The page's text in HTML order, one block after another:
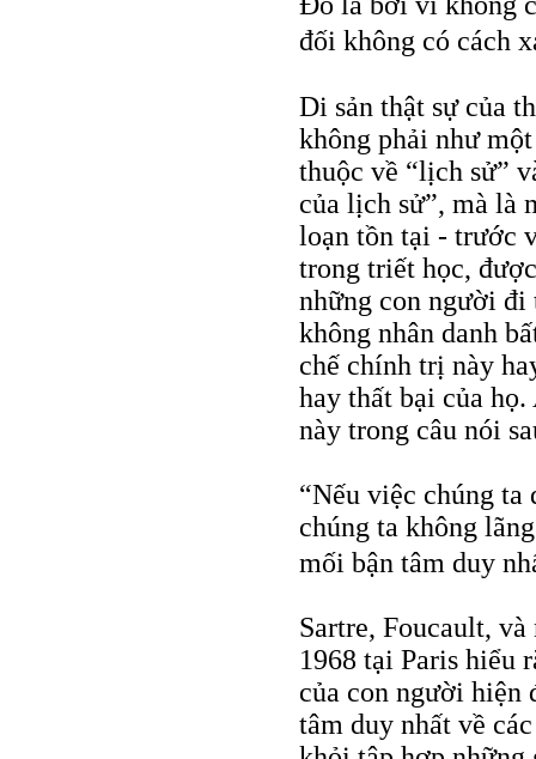
đối không có cách
Di sản thật sự của
không phải như
thuộc về “lịch sử”
của lịch sử”, mà là
loạn tồn tại - trước
trong triết học,
những con người
không nhân danh
chế chính trị này
hay thất bại của
này trong câu nói
“Nếu việc chúng
chúng ta không
mối bận tâm duy
Sartre, Foucault,
1968 tại Paris hiểu
của con người hiện
tâm duy nhất về